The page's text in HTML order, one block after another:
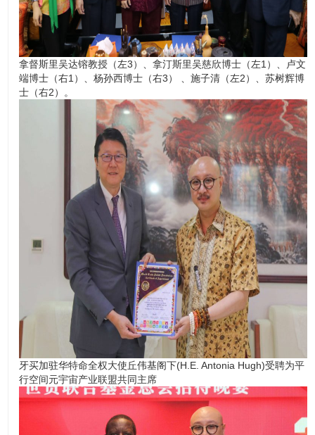
拿督斯里吴达镕教授（左3）、拿汀斯里吴慈欣博士（左1）、卢文
端博士（右1）、杨孙西博士（右3） 、施子清（左2）、苏树辉博
士（右2）。
牙买加驻华特命全权大使丘伟基阁下(H.E. Antonia Hugh)受聘为平
行空间元宇宙产业联盟共同主席